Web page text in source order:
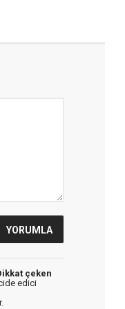
çeken
edici